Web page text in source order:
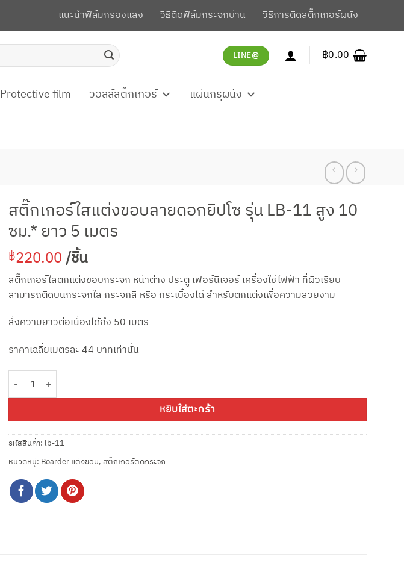
แนะนำฟิล์มกรองแสง วิธีติดฟิล์มกระจกบ้าน วิธีการติดสติ๊กเกอร์ผนัง
LINE@ ฿0.00
film วอลล์สติ๊กเกอร์
แผ่นกรุผนัง
สติ๊กเกอร์ใสแต่งขอบลายดอกยิปโซ รุ่น LB-11 สูง 10
ซม.* ยาว 5 เมตร
฿220.00/ชิ้น
สติ๊กเกอร์ใสตกแต่งขอบกระจก หน้าต่าง ประตู เฟอร์นิเจอร์ เครื่องใช้ไฟฟ้า ที่ผิวเรียบ
สามารถติดบนกระจกใส กระจกสี หรือ กระเบื้องได้ สำหรับตกแต่งเพื่อความสวยงาม
สั่งความยาวต่อเนื่องได้ถึง 50 เมตร
ราคาเฉลี่ยเมตรละ 44 บาทเท่านั้น
หยิบใส่ตะกร้า
รหัสสินค้า: lb-11
หมวดหมู่: Boarder แต่งขอบ, สติ๊กเกอร์ติดกระจก